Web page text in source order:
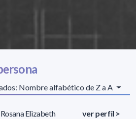
Nombre alfabético de Z a A
Elizabeth ver perfil >